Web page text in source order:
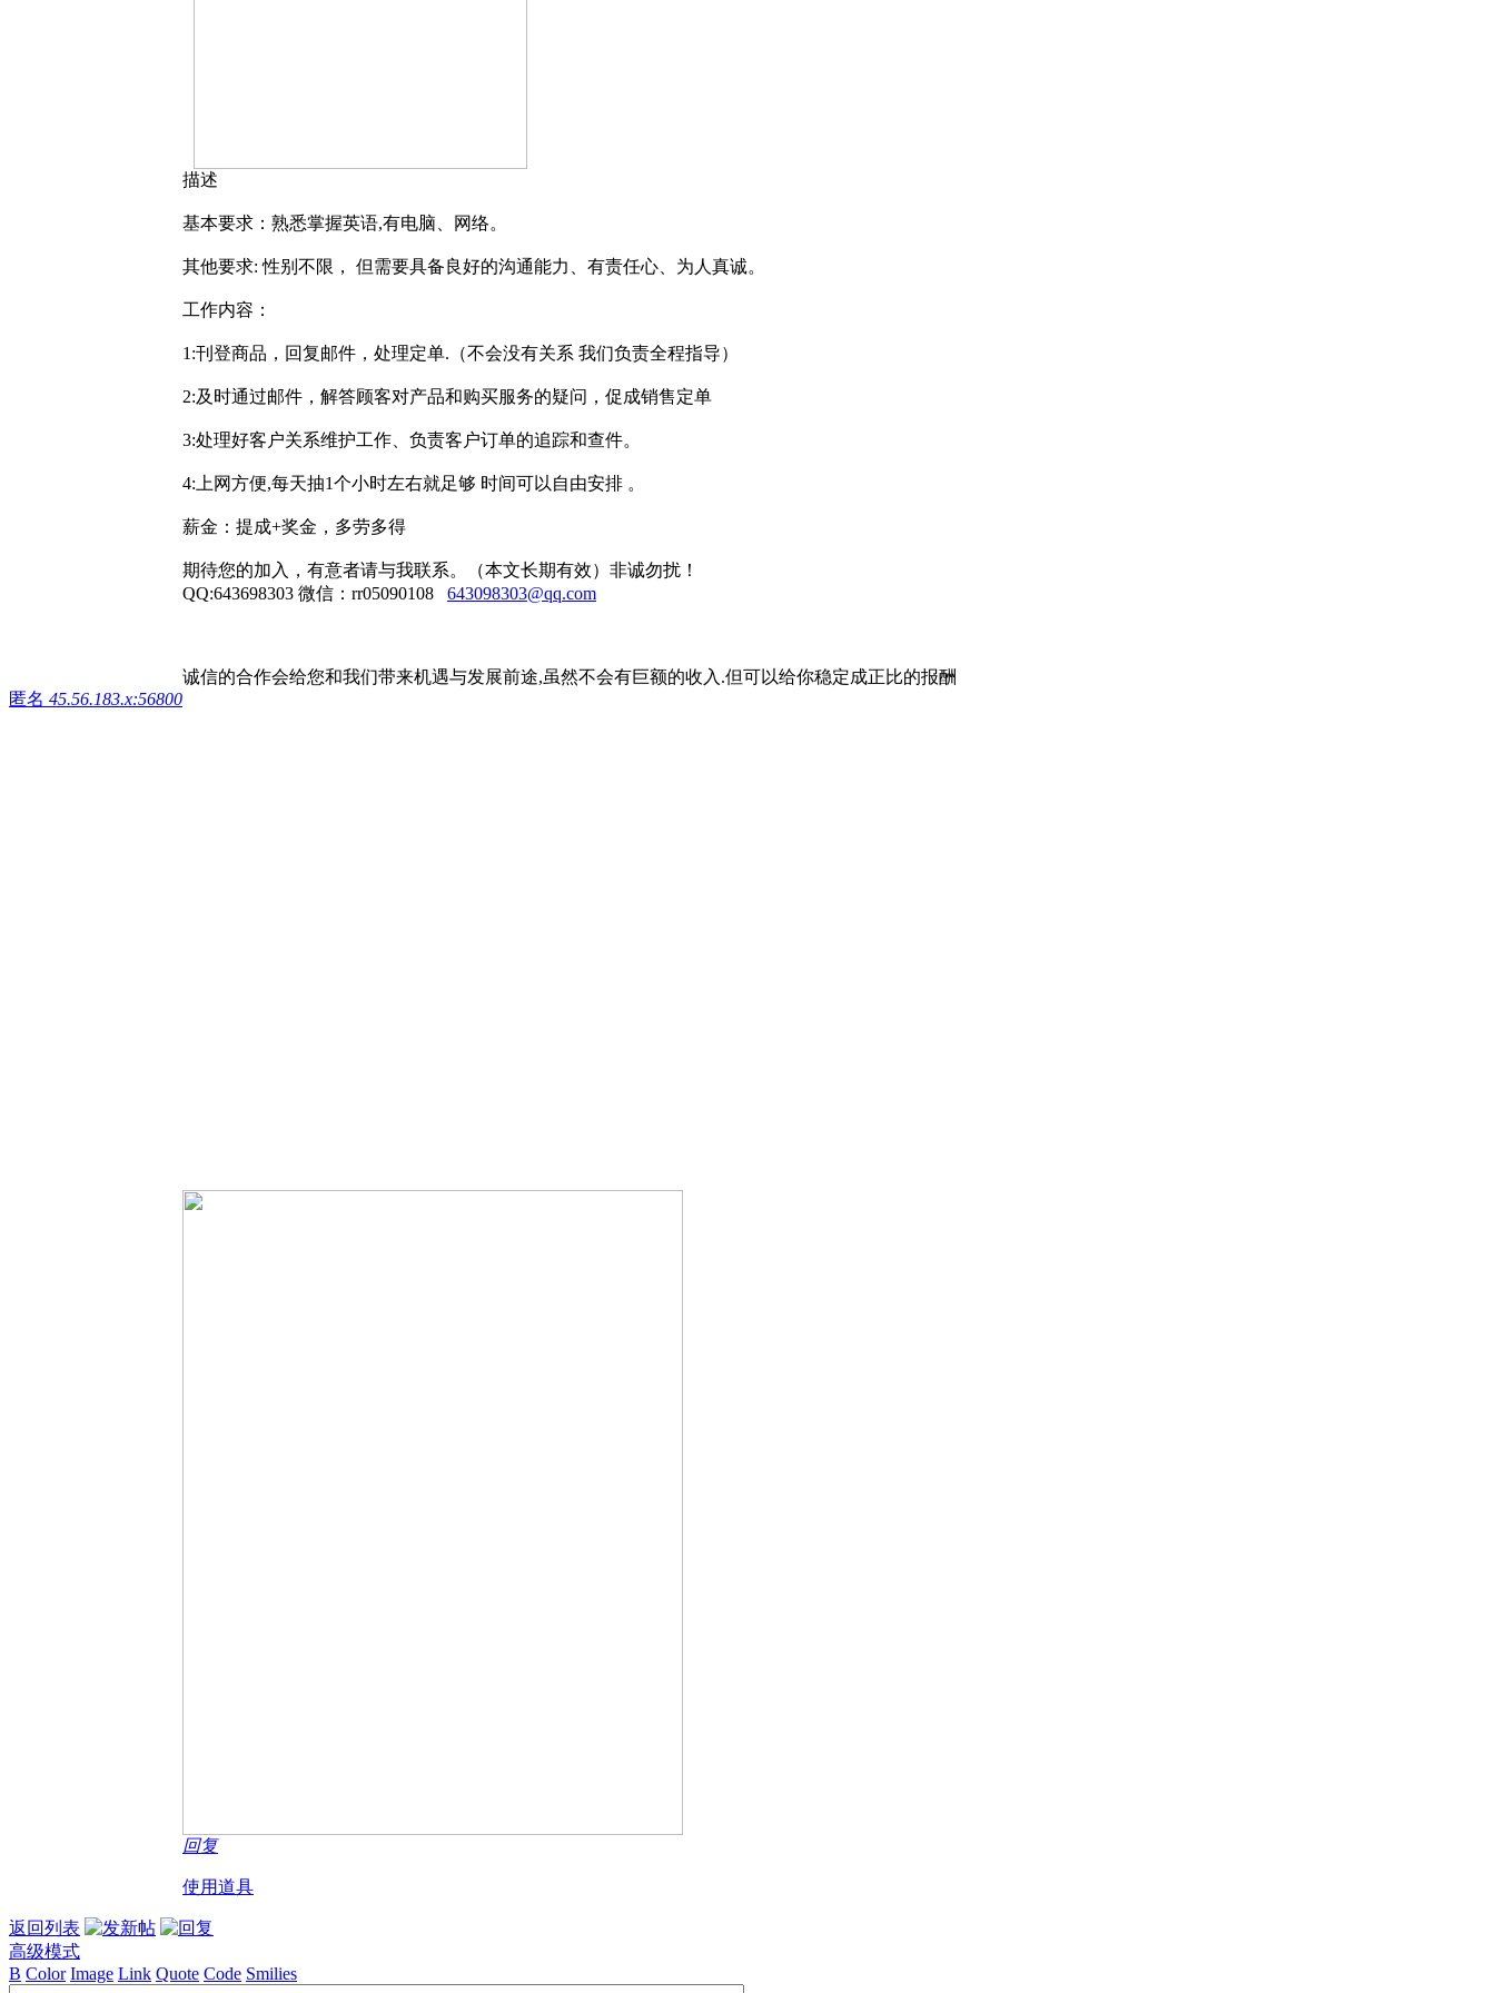
匿名 45.56.183.x:56800
描述
基本要求：熟悉掌握英语,有电脑、网络。
其他要求: 性别不限， 但需要具备良好的沟通能力、有责任心、为人真诚。
工作内容：
1:刊登商品，回复邮件，处理定单.（不会没有关系 我们负责全程指导）
2:及时通过邮件，解答顾客对产品和购买服务的疑问，促成销售定单
3:处理好客户关系维护工作、负责客户订单的追踪和查件。
4:上网方便,每天抽1个小时左右就足够 时间可以自由安排 。
薪金：提成+奖金，多劳多得
期待您的加入，有意者请与我联系。（本文长期有效）非诚勿扰！
QQ:643698303 微信：rr05090108 643098303@qq.com
诚信的合作会给您和我们带来机遇与发展前途,虽然不会有巨额的收入.但可以给你稳定成正比的报酬
回复
使用道具
返回列表
高级模式
B Color Image Link Quote Code Smilies